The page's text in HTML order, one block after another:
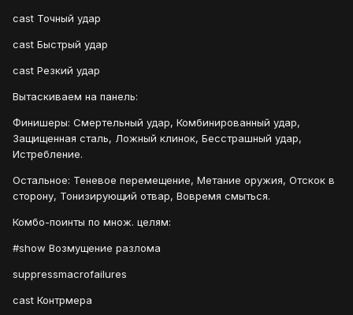
cast Точный удар
cast Быстрый удар
cast Резкий удар
Вытаскиваем на панель:
Финишеры: Смертельный удар, Комбинированный удар,
Защищенная сталь, Ложный клинок, Бесстрашный удар,
Истребление.
Остальное: Теневое перемещение, Метание оружия, Отскок в
сторону, Тонизирующий отвар, Вовремя смыться.
Комбо-поинты по множ. целям:
#show Возмущение разлома
suppressmacrofailures
cast Контрмера